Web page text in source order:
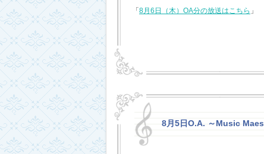
「 8月6日（木）OA分の放送はこちら 」
8月5日O.A. ～Music